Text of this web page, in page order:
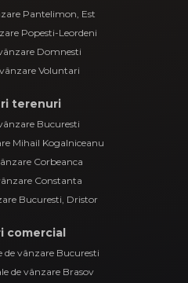
Pantelimon, Est
Popesti-Leordeni
Domnesti
vânzare Voluntari
terenuri
Bucuresti
Mihail Kogalniceanu
Corbeanca
Constanta
Bucuresti, Dristor
comercial
de vânzare Bucuresti
de vânzare Brasov